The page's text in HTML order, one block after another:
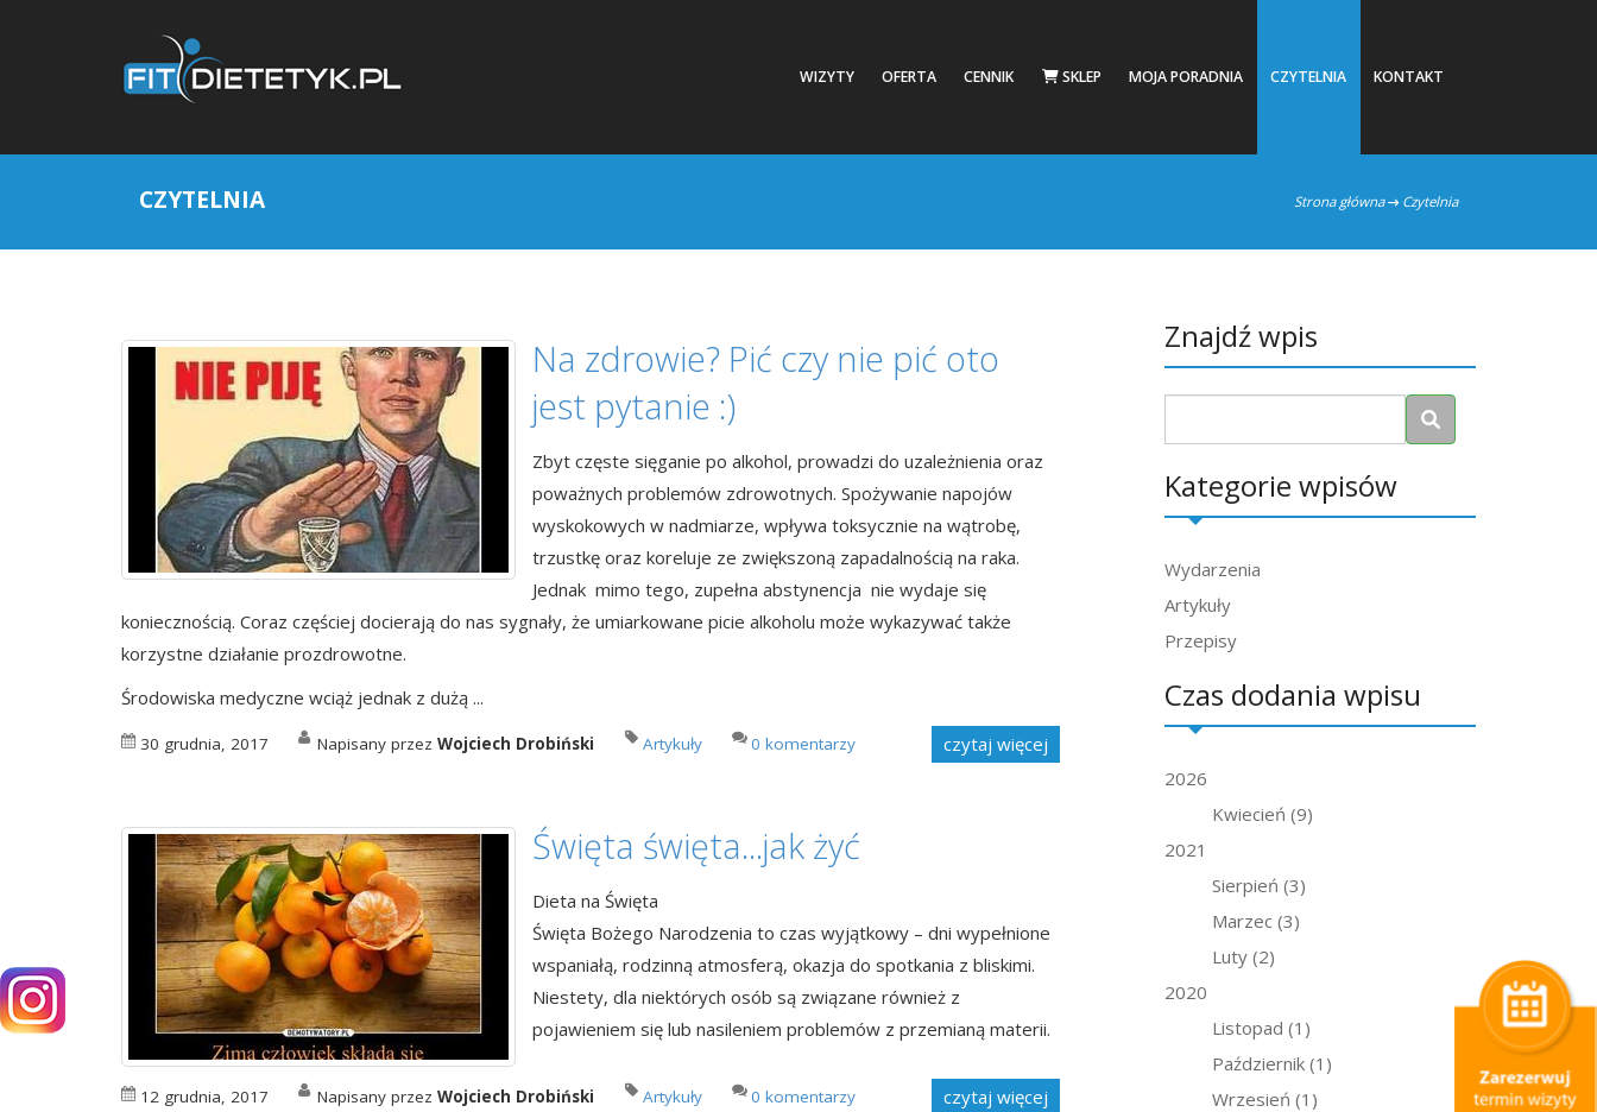
WIZYTY OFERTA CENNIK SKLEP MOJA PORADNIA CZYTELNIA KONTAKT
CZYTELNIA Strona główna Czytelnia
Znajdź wpis
Kategorie wpisów
Wydarzenia
Artykuły
Przepisy
Czas dodania wpisu
2026
Kwiecień (9)
2021
Sierpień (3)
Marzec (3)
Luty (2)
2020
Listopad (1)
Październik (1)
Wrzesień (1)
Na zdrowie? Pić czy nie pić oto
jest pytanie :)
Zbyt częste sięganie po alkohol, prowadzi do uzależnienia oraz
poważnych problemów zdrowotnych. Spożywanie napojów
wyskokowych w nadmiarze, wpływa toksycznie na wątrobę,
trzustkę oraz koreluje ze zwiększoną zapadalnością na raka.
Jednak mimo tego, zupełna abstynencja nie wydaje się
koniecznością. Coraz częściej docierają do nas sygnały, że umiarkowane picie alkoholu może wykazywać także
korzystne działanie prozdrowotne.
Środowiska medyczne wciąż jednak z dużą ...
30 grudnia, 2017 Napisany przez Wojciech Drobiński Artykuły 0 komentarzy czytaj więcej
Święta święta...jak żyć
Dieta na Święta
Święta Bożego Narodzenia to czas wyjątkowy – dni wypełnione
wspaniałą, rodzinną atmosferą, okazja do spotkania z bliskimi.
Niestety, dla niektórych osób są związane również z
pojawieniem się lub nasileniem problemów z przemianą materii.
12 grudnia, 2017 Napisany przez Wojciech Drobiński Artykuły 0 komentarzy czytaj więcej